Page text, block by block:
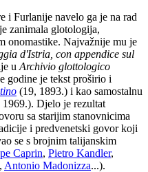
i Furlanije navelo ga je na rad
zanimala glotologija,
onomastike. Najvažnije mu je
d'Istria, con appendice sul
u Archivio glottologico
godine je tekst proširio i
(19, 1893.) i kao samostalnu
Djelo je rezultat
sa starijim stanovnicima
i predvenetski govor koji
se s brojnim talijanskim
Caprin, Pietro Kandler,
, Antonio Madonizza...).